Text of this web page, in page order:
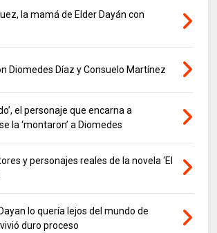
la mamá de Elder Dayán con
Diomedes Díaz y Consuelo Martínez
el personaje que encarna a
la ‘montaron’ a Diomedes
y personajes reales de la novela ‘El
lo quería lejos del mundo de
duro proceso